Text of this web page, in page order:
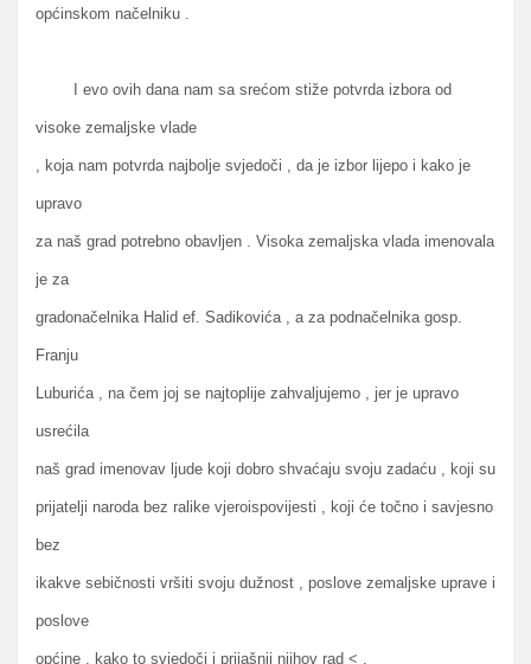
općinskom načelniku .
I evo ovih dana nam sa srećom stiže potvrda izbora od
visoke zemaljske vlade
, koja nam potvrda najbolje svjedoči , da je izbor lijepo i kako je
upravo
za naš grad potrebno obavljen . Visoka zemaljska vlada imenovala
je za
gradonačelnika Halid ef. Sadikovića , a za podnačelnika gosp.
Franju
Luburića , na čem joj se najtoplije zahvaljujemo , jer je upravo
usrećila
naš grad imenovav ljude koji dobro shvaćaju svoju zadaću , koji su
prijatelji naroda bez ralike vjeroispovijesti , koji će točno i savjesno
bez
ikakve sebičnosti vršiti svoju dužnost , poslove zemaljske uprave i
poslove
općine , kako to svjedoči i prijašnji njihov rad < .